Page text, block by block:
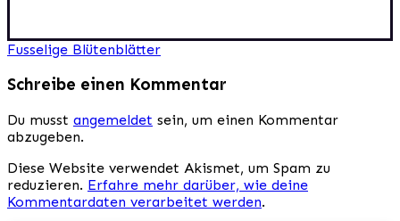
Beitragsnavigation
Fusselige Blütenblätter
Schreibe einen Kommentar
Du musst angemeldet sein, um einen Kommentar
abzugeben.
Diese Website verwendet Akismet, um Spam zu
reduzieren. Erfahre mehr darüber, wie deine
Kommentardaten verarbeitet werden.